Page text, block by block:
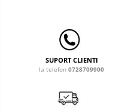
SUPORT CLIENTI
la telefon 0728709900